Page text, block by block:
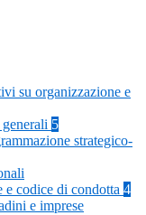
su organizzazione e
5
strategico-
codice di condotta 4
e imprese